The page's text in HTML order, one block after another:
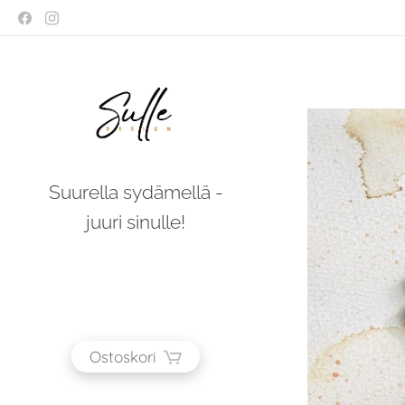
Suurella sydämellä -
juuri sinulle!
Ostoskori